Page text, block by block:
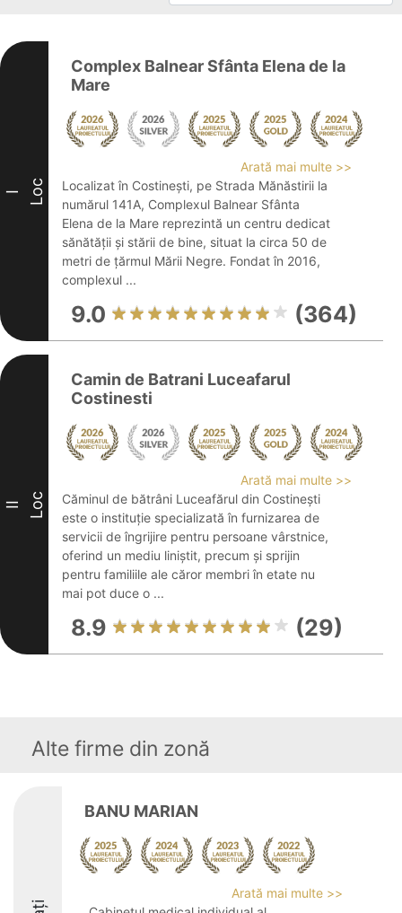
I Loc
Complex Balnear Sfânta Elena de la
Mare
Arată mai multe >>
Localizat în Costinești, pe Strada Mănăstirii la
numărul 141A, Complexul Balnear Sfânta
Elena de la Mare reprezintă un centru dedicat
sănătății și stării de bine, situat la circa 50 de
metri de țărmul Mării Negre. Fondat în 2016,
complexul ...
9.0 (364)
II Loc
Camin de Batrani Luceafarul
Costinesti
Arată mai multe >>
Căminul de bătrâni Luceafărul din Costinești
este o instituție specializată în furnizarea de
servicii de îngrijire pentru persoane vârstnice,
oferind un mediu liniștit, precum și sprijin
pentru familiile ale căror membri în etate nu
mai pot duce o ...
8.9 (29)
Alte firme din zonă
BANU MARIAN
Arată mai multe >>